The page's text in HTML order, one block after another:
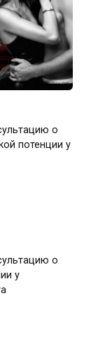
о
потенции у
о
у